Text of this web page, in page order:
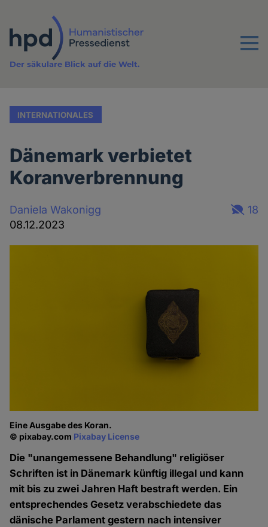
Inhalt
Menu
Der säkulare Blick auf die Welt.
INTERNATIONALES
Dänemark verbietet
Koranverbrennung
Daniela Wakonigg
08.12.2023
18
Eine Ausgabe des Koran.
© pixabay.com Pixabay License
Die "unangemessene Behandlung" religiöser
Schriften ist in Dänemark künftig illegal und kann
mit bis zu zwei Jahren Haft bestraft werden. Ein
entsprechendes Gesetz verabschiedete das
dänische Parlament gestern nach intensiver